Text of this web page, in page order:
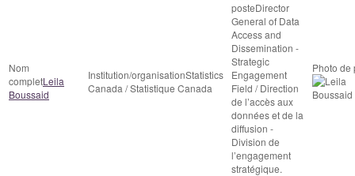
Leila
Boussaid
Statistics
Canada / Statistique Canada
Director
General of Data
Access and
Dissemination -
Strategic
Engagement
Field / Direction
de l’accès aux
données et de la
diffusion -
Division de
l’engagement
stratégique.